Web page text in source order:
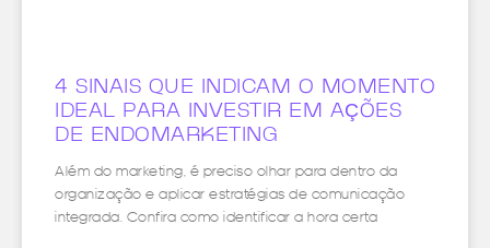
4 SINAIS QUE INDICAM O MOMENTO
IDEAL PARA INVESTIR EM AÇÕES
DE ENDOMARKETING
Além do marketing, é preciso olhar para dentro da
organização e aplicar estratégias de comunicação
integrada. Confira como identificar a hora certa